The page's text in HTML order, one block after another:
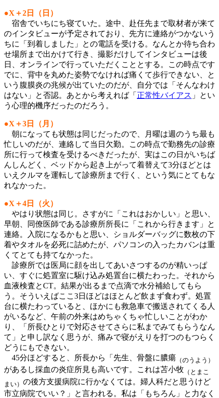
●X＋2日（日）
宿舎でいちにち寝ていた。途中、赴任先まで取材者が来て
のインタビューが予定されており、先方に連絡がつかないう
ちに「到着しました」との電話を受ける。なんとか待ち合わ
せ場所まで出かけて行き、撮影だけしてインタビューは後
日、オンラインで行っていただくこととする。この時点です
でに、背中を丸めた姿勢でなければ痛くて歩行できない、と
いう腹膜炎の兆候が出ていたのだが、自分では「そんなわけ
はない」と否認。あとから考えれば「 正常性バイアス 」とい
う心理的機序だったのだろう。
●X＋3日（月）
朝になっても状態は同じだったので、月曜は週のうち最も
忙しいのだが、連絡して当日欠勤。この時点で勤務先の診療
所に行って検査を受けるべきだったが、実はこの日がいちば
んしんどく、ベッドから起き上がって着替えて3分ほどとは
いえクルマを運転して診療所まで行く、という気にとてもな
れなかった。
●X＋4日（火）
やはり状態は同じ。さすがに「これはおかしい」と思い、
早朝、同僚医師である診療所所長に「これから行きます」と
連絡。入院になるかもと思い、ショルダーバッグに数枚の下
着やタオルを必死に詰めたが、パソコンの入ったカバンは重
くてとても持てなかった。
診療所では医局に顔を出してあいさつするのが精いっぱ
い、すぐに処置室に駆け込み処置台に横たわった。それから
血液検査とCT。結果が出るまで点滴で水分補給してもら
う。そういえばここ3日ほどはほとんど飲まず食わず。処置
台に横たわっていると、ほかにも救急車で搬送されてくる人
がいるなど、午前の外来はめちゃくちゃ忙しいことがわか
り、「所長ひとりで対応させてさらに私までみてもらうなん
て」と申し訳なく思うが、痛みで寝がえりを打つのもつらく
どうにもできない。
45分ほどすると、所長から「先生、骨盤に膿瘍 （のうよう）
があるし採血の炎症所見も高いです。これは苫小牧 （とまこ
まい） の後方支援病院に行かなくては。婦人科だと思うけど
市立病院でいい？」と言われる。私は「もちろん」と力なく